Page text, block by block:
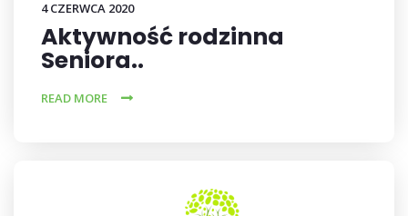
4 CZERWCA 2020
Aktywność rodzinna
Seniora..
READ MORE